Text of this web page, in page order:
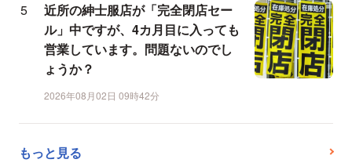
近所の紳士服店が「完全閉店セー
ル」中ですが、4カ月目に入っても
営業しています。問題ないのでし
ょうか？
2026年08月02日 09時42分
もっと見る